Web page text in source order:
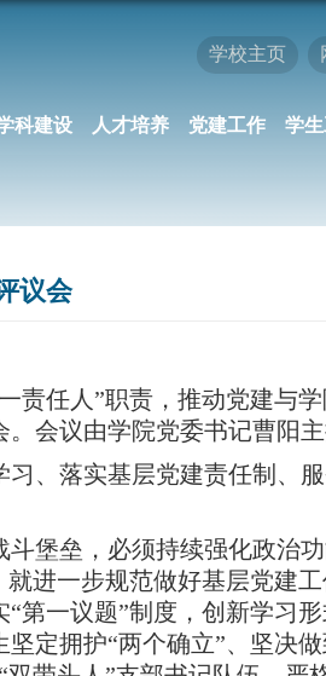
学校主页
科建设 人才培养 党建工作 学
议会
责任人”职责，推动党建与
。会议由学院党委书记曹阳主
、落实基层党建责任制、
堡垒，必须持续强化政治
就进一步规范做好基层党建工
“第一议题”制度，创新学习
坚定拥护“两个确立”、坚决